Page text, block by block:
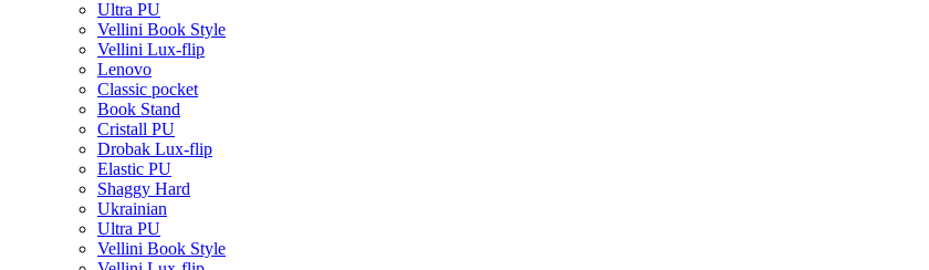
Ultra PU
Vellini Book Style
Vellini Lux-flip
Lenovo
Classic pocket
Book Stand
Cristall PU
Drobak Lux-flip
Elastic PU
Shaggy Hard
Ukrainian
Ultra PU
Vellini Book Style